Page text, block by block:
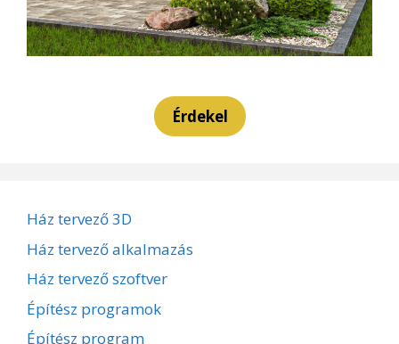
Érdekel
Ház tervező 3D
Ház tervező alkalmazás
Ház tervező szoftver
Építész programok
Építész program